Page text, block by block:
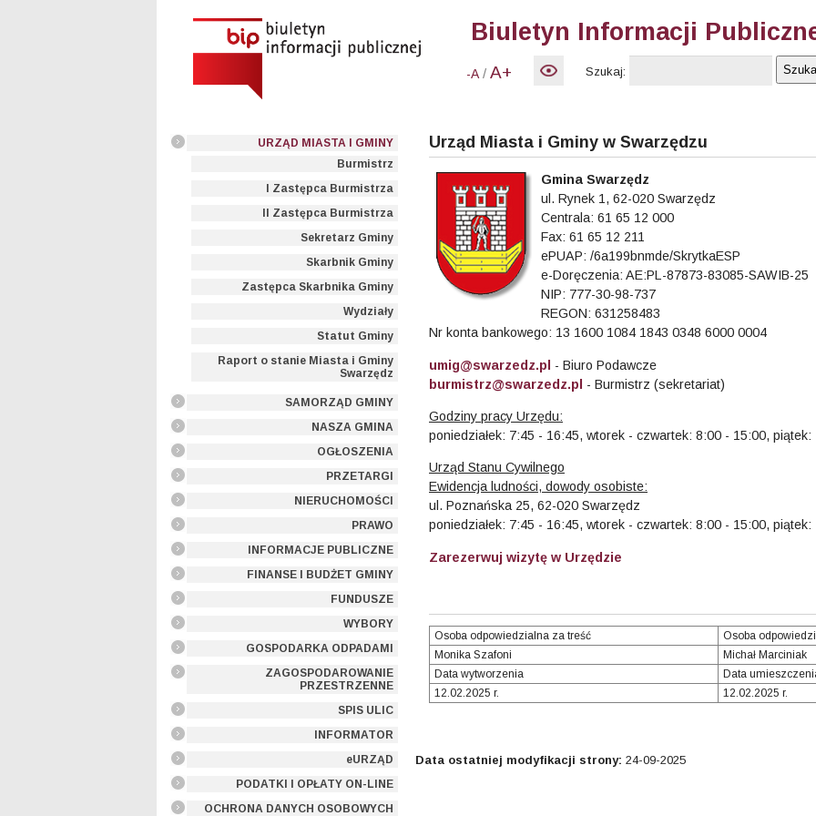
Biuletyn Informacji
-A / A+ Szukaj:
URZĄD MIASTA I GMINY
Burmistrz
I Zastępca Burmistrza
II Zastępca Burmistrza
Sekretarz Gminy
Skarbnik Gminy
Zastępca Skarbnika Gminy
Wydziały
Statut Gminy
Raport o stanie Miasta i Gminy
Swarzędz
SAMORZĄD GMINY
NASZA GMINA
OGŁOSZENIA
PRZETARGI
NIERUCHOMOŚCI
PRAWO
INFORMACJE PUBLICZNE
FINANSE I BUDŻET GMINY
FUNDUSZE
WYBORY
GOSPODARKA ODPADAMI
ZAGOSPODAROWANIE
PRZESTRZENNE
SPIS ULIC
INFORMATOR
eURZĄD
PODATKI I OPŁATY ON-LINE
OCHRONA DANYCH OSOBOWYCH
Urząd Miasta i Gminy w Swarzędzu
Gmina Swarzędz
ul. Rynek 1, 62-020 Swarzędz
Centrala: 61 65 12 000
Fax: 61 65 12 211
ePUAP: /6a199bnmde/SkrytkaESP
e-Doręczenia: AE:PL-87873-83085-SAWIB-25
NIP: 777-30-98-737
REGON: 631258483
Nr konta bankowego: 13 1600 1084 1843 0348 6000 0004
umig@swarzedz.pl
- Biuro Podawcze
burmistrz@swarzedz.pl
- Burmistrz (sekretariat)
Godziny pracy Urzędu:
poniedziałek: 7:45 - 16:45, wtorek - czwartek: 8:00 - 15:00,
Urząd Stanu Cywilnego
Ewidencja ludności, dowody osobiste:
ul. Poznańska 25, 62-020 Swarzędz
poniedziałek: 7:45 - 16:45, wtorek - czwartek: 8:00 - 15:00,
Zarezerwuj wizytę w Urzędzie
Osoba odpowiedzialna za treść
Osoba
Monika Szafoni
Michał Marciniak
Data wytworzenia
Data
12.02.2025 r.
12.02.2025 r.
Data ostatniej modyfikacji strony: 24-09-2025